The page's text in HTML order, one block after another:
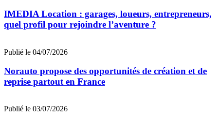
IMEDIA Location : garages, loueurs, entrepreneurs,
quel profil pour rejoindre l’aventure ?
Publié le 04/07/2026
Norauto propose des opportunités de création et de
reprise partout en France
Publié le 03/07/2026